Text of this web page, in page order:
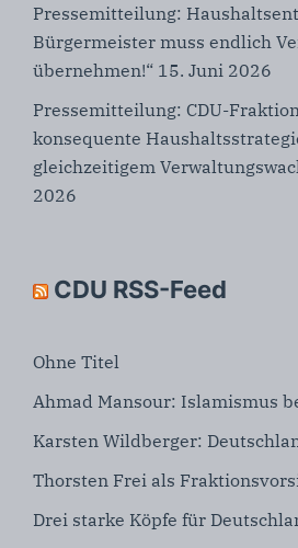
Pressemitteilung:
Bürgermeister muss endlich
übernehmen!“ 15. Juni 2026
Pressemitteilung: CDU-
konsequente
gleichzeitigem
2026
CDU RSS-Feed
Ohne Titel
Ahmad Mansour: Islamismus
Karsten Wildberger:
Thorsten Frei als
Drei starke Köpfe für